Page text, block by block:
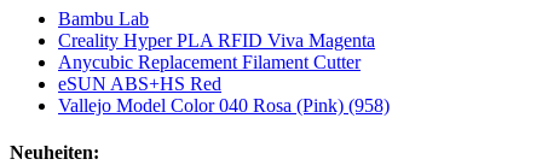
Bambu Lab
Creality Hyper PLA RFID Viva Magenta
Anycubic Replacement Filament Cutter
eSUN ABS+HS Red
Vallejo Model Color 040 Rosa (Pink) (958)
Neuheiten: